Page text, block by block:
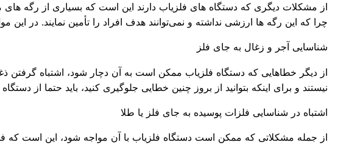
از مشکلات دیگری که دستگاه های فلزیاب دارند این است که بسیاری از رگه
چرا که این رگه ‌ها ارزشی نداشته و نمی‌توانند هدف افراد را تأمین نمایند. در
شناسایی آجر و زغال به جای فلز
از دیگر خطاهایی که دستگاه فلزیاب ممکن است به آن دچار شود، اشتباه
نیستند و برای اینکه بتوانید از بروز چنین خطایی جلوگیری کنید، باید حتما از
اشتباه در شناسایی فلزات پوسیده به جای فلز یا طلا
از جمله مشکلاتی که ممکن است دستگاه فلزیاب با آن مواجه شود، این است که